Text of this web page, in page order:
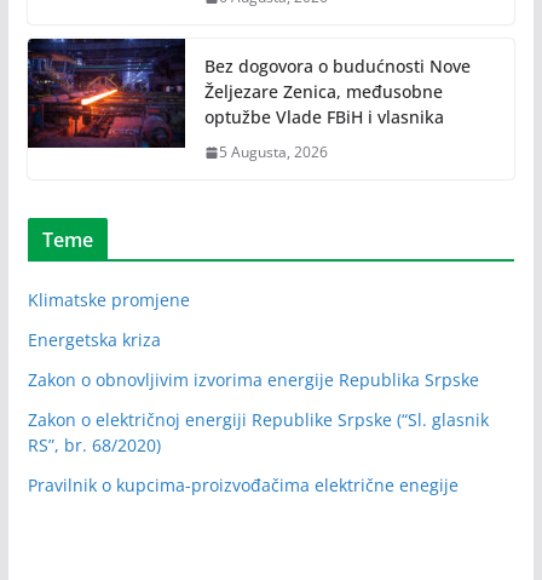
Bez dogovora o budućnosti Nove
Željezare Zenica, međusobne
optužbe Vlade FBiH i vlasnika
5 Augusta, 2026
Teme
Klimatske promjene
Energetska kriza
Zakon o obnovljivim izvorima energije Republika Srpske
Zakon o električnoj energiji Republike Srpske (“Sl. glasnik
RS”, br. 68/2020)
Pravilnik o kupcima-proizvođačima električne enegije